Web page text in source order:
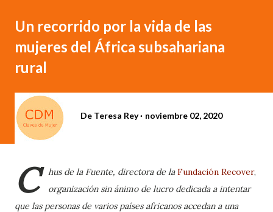
Un recorrido por la vida de las
mujeres del África subsahariana
rural
De Teresa Rey noviembre 02, 2020
C hus de la Fuente, directora de laFundación Recover,
organización sin ánimo de lucro dedicada a intentar
que las personas de varios países africanos accedan a una